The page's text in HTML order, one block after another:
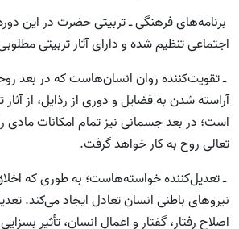
برنامه‌هاى فرهنگى ـ تربيتى حضرت در این
اجتماعى تنظیم شده و داراى آثار تربيتى
ـ تقويت‌كننده روان انسان‌‌هاست كه در بعد
آراسته شدن به فضايل و دورى از رذايل، از آثار
است؛ در بعد جسمانى نيز تمام امکانات
تعالى روح به کار خواهد گرفت.
ـ تعديل‌كننده خواسته‌هاست؛ به طورى كه
نيروهاى باطنى انسان تعادل ایجاد می‌کند.
اصلاح رفتار، گفتار و اعمال انسان، تأثير